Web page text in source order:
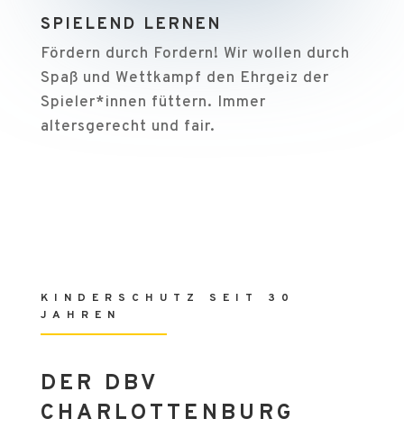
SPIELEND LERNEN
Fördern durch Fordern! Wir wollen durch
Spaß und Wettkampf den Ehrgeiz der
Spieler*innen füttern. Immer
altersgerecht und fair.
KINDERSCHUTZ SEIT 30
JAHREN
DER DBV
CHARLOTTENBURG